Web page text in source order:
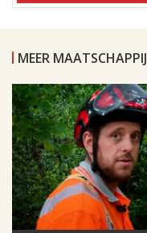
MEER MAATSCHAPPIJ